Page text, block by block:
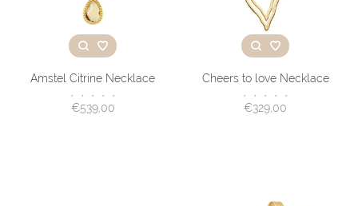
Amstel Citrine Necklace
• • • • •
€539,00
Cheers to love Necklace
• • • • •
€329,00